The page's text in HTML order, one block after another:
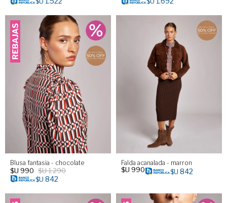
Blusa fantasia - chocolate
$U 990 $U1.290
$U 842
Falda acanalada - marron
$U 990 $U 842